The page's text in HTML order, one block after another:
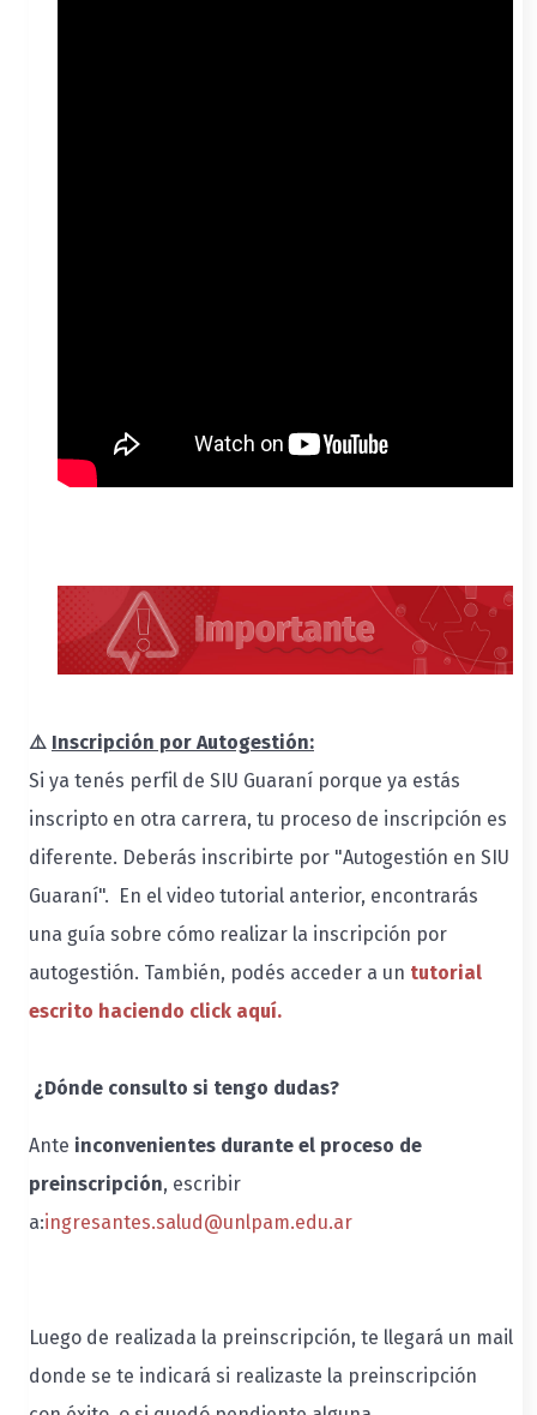
⚠️ Inscripción por Autogestión:
Si ya tenés perfil de SIU Guaraní porque ya estás
inscripto en otra carrera, tu proceso de inscripción es
diferente. Deberás inscribirte por "Autogestión en SIU
Guaraní". En el video tutorial anterior, encontrarás
una guía sobre cómo realizar la inscripción por
autogestión. También, podés acceder a un tutorial
escrito haciendo click aquí.
¿Dónde consulto si tengo dudas?
Ante inconvenientes durante el proceso de
preinscripción, escribir
a:ingresantes.salud@unlpam.edu.ar
Luego de realizada la preinscripción, te llegará un mail
donde se te indicará si realizaste la preinscripción